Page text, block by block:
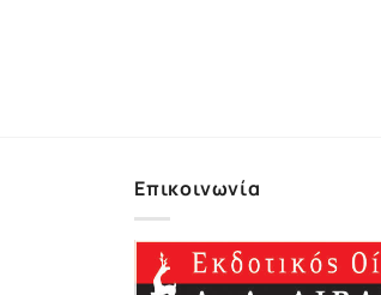
Επικοινωνία